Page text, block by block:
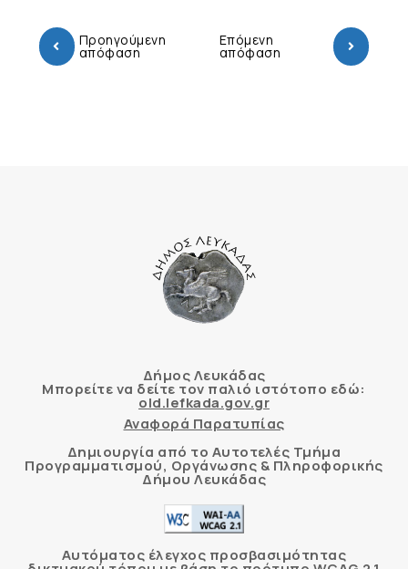
Προηγούμενη
απόφαση
Επόμενη
απόφαση
Δήμος Λευκάδας
Μπορείτε να δείτε τον παλιό ιστότοπο εδώ:
old.lefkada.gov.gr
Αναφορά Παρατυπίας
Δημιουργία από το Αυτοτελές Τμήμα
Προγραμματισμού, Οργάνωσης & Πληροφορικής
Δήμου Λευκάδας
Αυτόματος έλεγχος προσβασιμότητας